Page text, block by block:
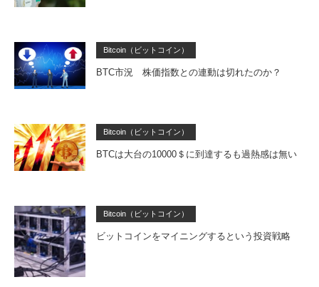
Bitcoin（ビットコイン）
BTC市況 株価指数との連動は切れたのか？
Bitcoin（ビットコイン）
BTCは大台の10000＄に到達するも過熱感は無い
Bitcoin（ビットコイン）
ビットコインをマイニングするという投資戦略